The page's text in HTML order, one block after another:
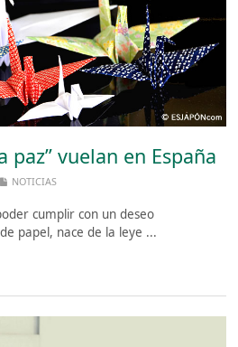
vuelan en España
NOTICIAS
cumplir con un deseo
papel, nace de la leye ...